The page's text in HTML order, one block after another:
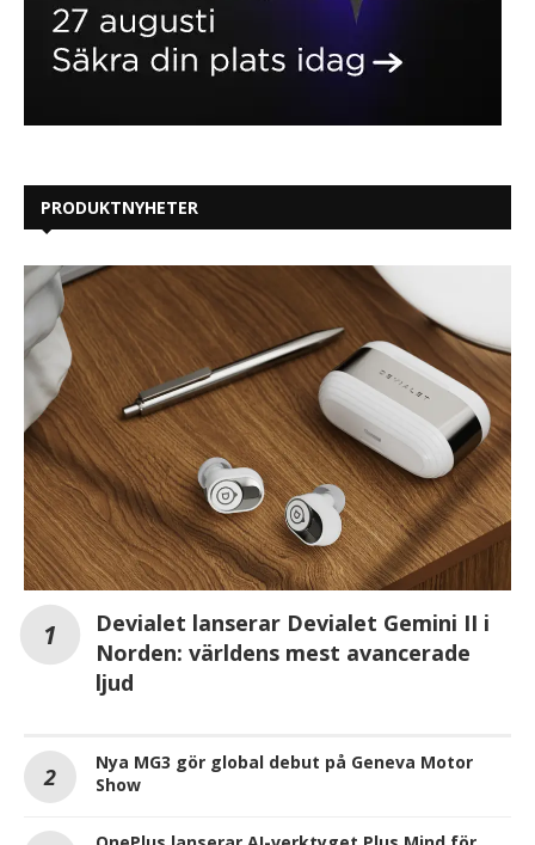
PRODUKTNYHETER
Devialet lanserar Devialet Gemini II i
Norden: världens mest avancerade
ljud
Nya MG3 gör global debut på Geneva Motor
Show